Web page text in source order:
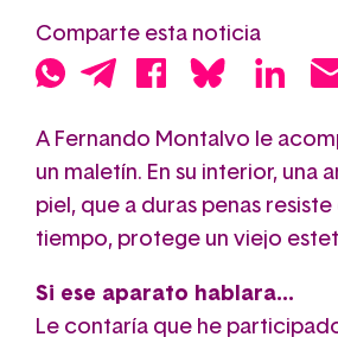
Comparte esta noticia
A Fernando Montalvo le
un maletín. En su interior, una
piel, que a duras penas resiste
tiempo, protege un viejo
Si ese aparato hablara…
Le contaría que he